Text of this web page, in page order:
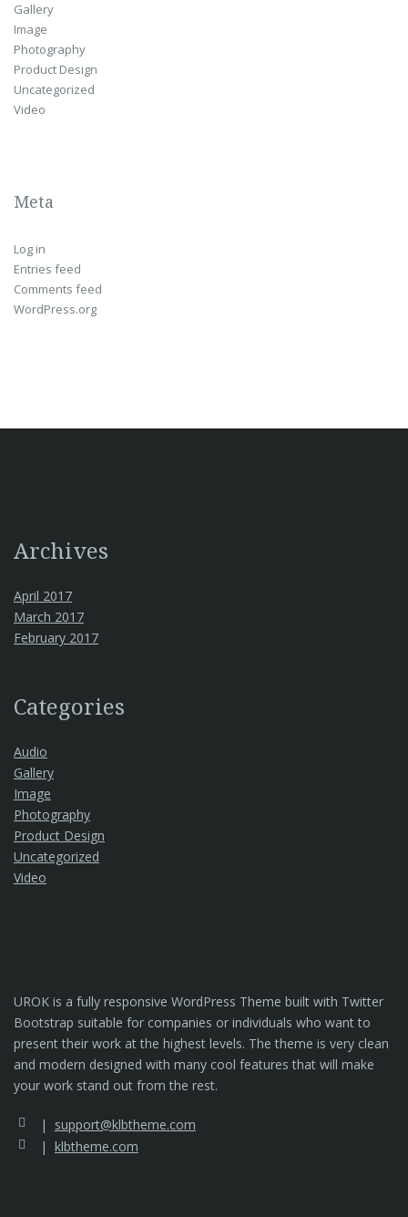
Gallery
Image
Photography
Product Design
Uncategorized
Video
Meta
Log in
Entries feed
Comments feed
WordPress.org
Archives
April 2017
March 2017
February 2017
Categories
Audio
Gallery
Image
Photography
Product Design
Uncategorized
Video
UROK is a fully responsive WordPress Theme built with Twitter
Bootstrap suitable for companies or individuals who want to
present their work at the highest levels. The theme is very clean
and modern designed with many cool features that will make
your work stand out from the rest.
support@klbtheme.com
klbtheme.com